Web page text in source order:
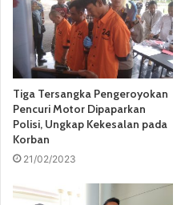
Tiga Tersangka Pengeroyokan
Pencuri Motor Dipaparkan
Polisi, Ungkap Kekesalan pada
Korban
21/02/2023